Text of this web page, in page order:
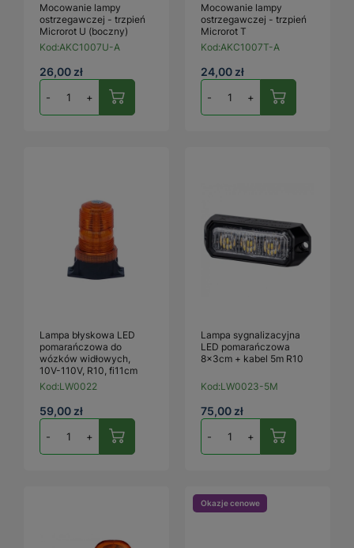
Mocowanie lampy
ostrzegawczej - trzpień
Microrot U (boczny)
Kod:AKC1007U-A
26,00 zł
- +
Mocowanie lampy
ostrzegawczej - trzpień
Microrot T
Kod:AKC1007T-A
24,00 zł
- +
Lampa błyskowa LED
pomarańczowa do
wózków widłowych,
10V-110V, R10, fi11cm
Kod:LW0022
59,00 zł
- +
Lampa sygnalizacyjna
LED pomarańczowa
8x3cm + kabel 5m R10
Kod:LW0023-5M
75,00 zł
- +
Okazje cenowe